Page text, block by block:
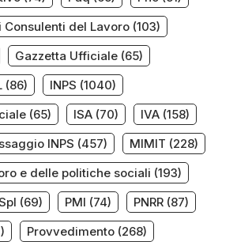
Consulenti del Lavoro (103)
Gazzetta Ufficiale (65)
(86) INPS (1040)
(65) ISA (70) IVA (158)
INPS (457) MIMIT (228)
e delle politiche sociali (193)
(69) PMI (74) PNRR (87)
Provvedimento (268)